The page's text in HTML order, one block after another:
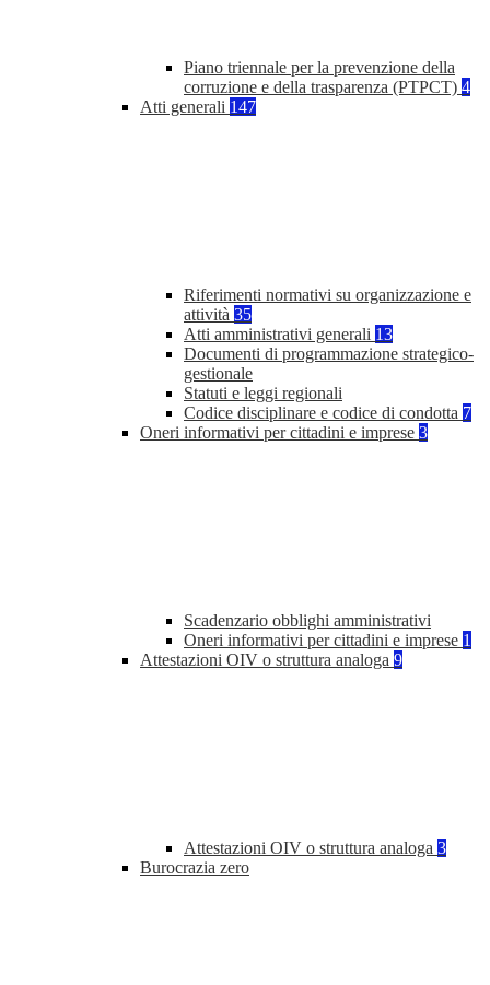
Piano triennale per la prevenzione della
corruzione e della trasparenza (PTPCT) 4
Atti generali 147
Riferimenti normativi su organizzazione e
attività 35
Atti amministrativi generali 13
Documenti di programmazione strategico-
gestionale
Statuti e leggi regionali
Codice disciplinare e codice di condotta 7
Oneri informativi per cittadini e imprese 3
Scadenzario obblighi amministrativi
Oneri informativi per cittadini e imprese 1
Attestazioni OIV o struttura analoga 9
Attestazioni OIV o struttura analoga 3
Burocrazia zero